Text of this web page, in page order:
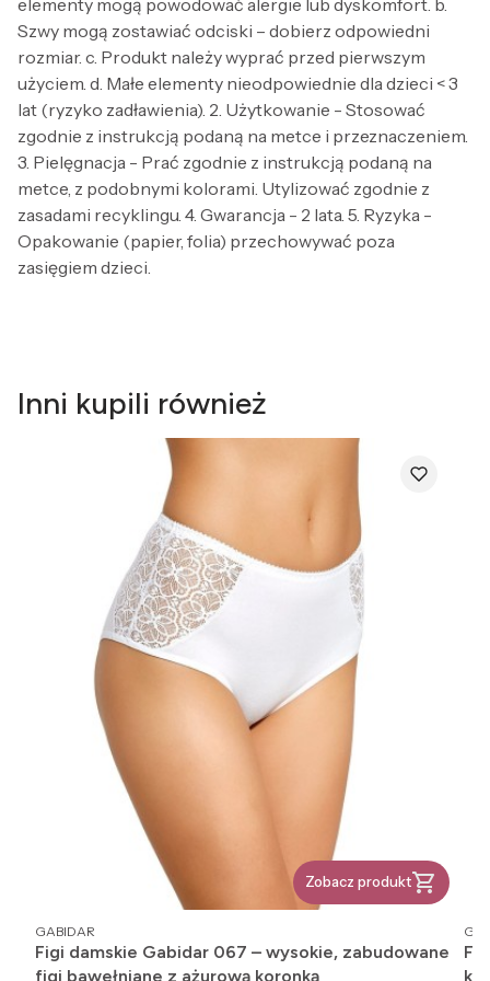
Szwy mogą zostawiać odciski – dobierz odpowiedni
rozmiar. c. Produkt należy wyprać przed pierwszym
użyciem. d. Małe elementy nieodpowiednie dla dzieci < 3
lat (ryzyko zadławienia). 2. Użytkowanie - Stosować
zgodnie z instrukcją podaną na metce i przeznaczeniem.
3. Pielęgnacja - Prać zgodnie z instrukcją podaną na
metce, z podobnymi kolorami. Utylizować zgodnie z
zasadami recyklingu. 4. Gwarancja - 2 lata. 5. Ryzyka -
Opakowanie (papier, folia) przechowywać poza
zasięgiem dzieci.
Inni kupili również
Zobacz produkt
PRODUCENT
GABIDAR
Figi damskie Gabidar 067 – wysokie, zabudowane
figi bawełniane z ażurową koronką
Figi